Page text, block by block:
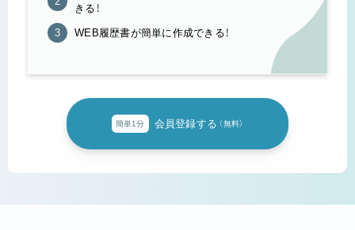
きる！
WEB履歴書が簡単に作成できる！
簡単1分 会員登録する （無料）